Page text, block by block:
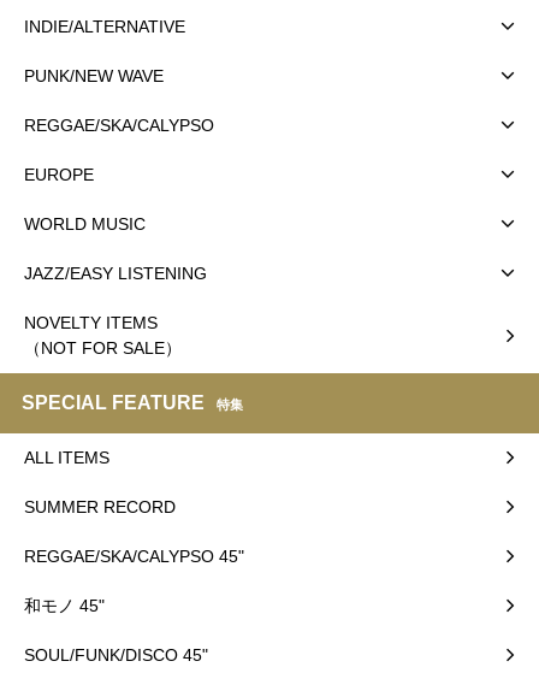
INDIE/ALTERNATIVE
PUNK/NEW WAVE
REGGAE/SKA/CALYPSO
EUROPE
WORLD MUSIC
JAZZ/EASY LISTENING
NOVELTY ITEMS
（NOT FOR SALE）
SPECIAL FEATURE 特集
ALL ITEMS
SUMMER RECORD
REGGAE/SKA/CALYPSO 45"
和モノ 45"
SOUL/FUNK/DISCO 45"